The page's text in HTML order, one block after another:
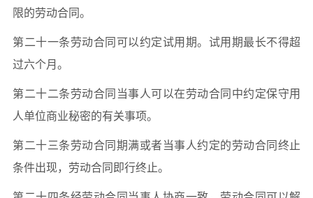
限的劳动合同。
第二十一条劳动合同可以约定试用期。试用期最长不得超
过六个月。
第二十二条劳动合同当事人可以在劳动合同中约定保守用
人单位商业秘密的有关事项。
第二十三条劳动合同期满或者当事人约定的劳动合同终止
条件出现，劳动合同即行终止。